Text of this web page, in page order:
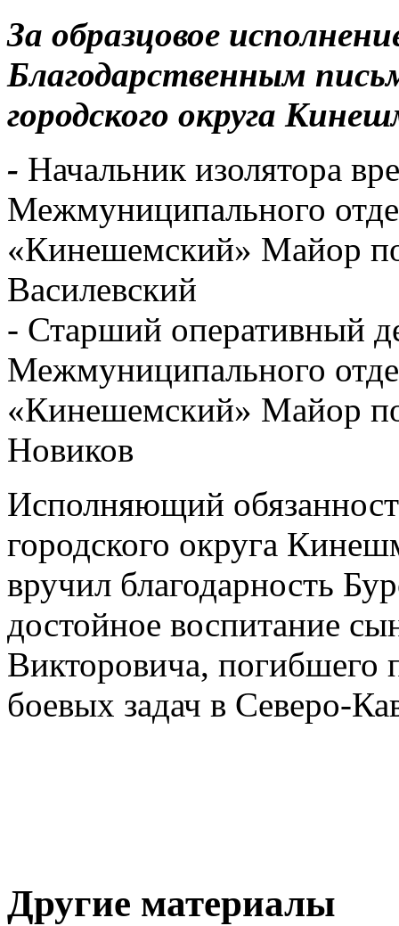
За образцовое
Благодарственным
городского округа
- Начальник изолятора
Межмуниципального
«Кинешемский» Майор
Василевский
- Старший оперативный
Межмуниципального
«Кинешемский» Майор
Новиков
Исполняющий
городского округа
вручил благодарность
достойное воспитание
Викторовича,
боевых задач в Северо-
Другие материалы